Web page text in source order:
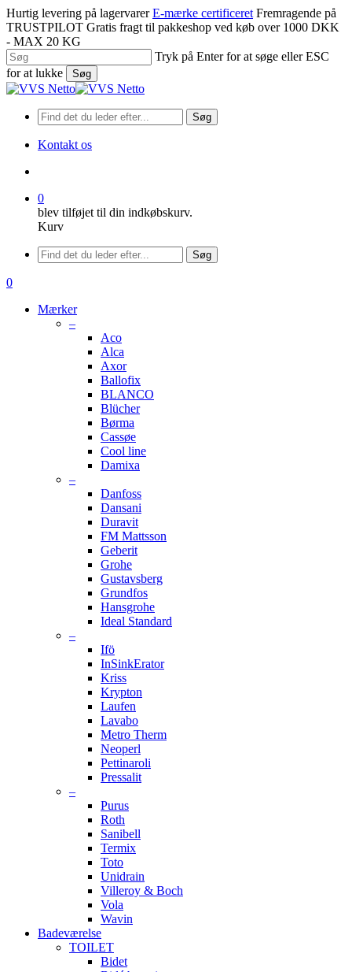
Spring
til
hovedindhold
Hurtig levering på lagervarer E-mærke certificeret Fremragende på
TRUSTPILOT Gratis fragt til pakkeshop ved køb over 1000 DKK
- MAX 20 KG
Tryk på Enter for at søge eller ESC
for at lukke
Søg
Luk
Søg
Kontakt os
0
blev tilføjet til din indkøbskurv.
Kurv
Menu
Søg
søge
0
Mærker
–
Aco
Alca
Axor
Ballofix
BLANCO
Blücher
Børma
Cassøe
Cool line
Damixa
–
Danfoss
Dansani
Duravit
FM Mattsson
Geberit
Grohe
Gustavsberg
Grundfos
Hansgrohe
Ideal Standard
–
Ifö
InSinkErator
Kriss
Krypton
Laufen
Lavabo
Metro Therm
Neoperl
Pettinaroli
Pressalit
–
Purus
Roth
Sanibell
Termix
Toto
Unidrain
Villeroy & Boch
Vola
Wavin
Badeværelse
TOILET
Bidet